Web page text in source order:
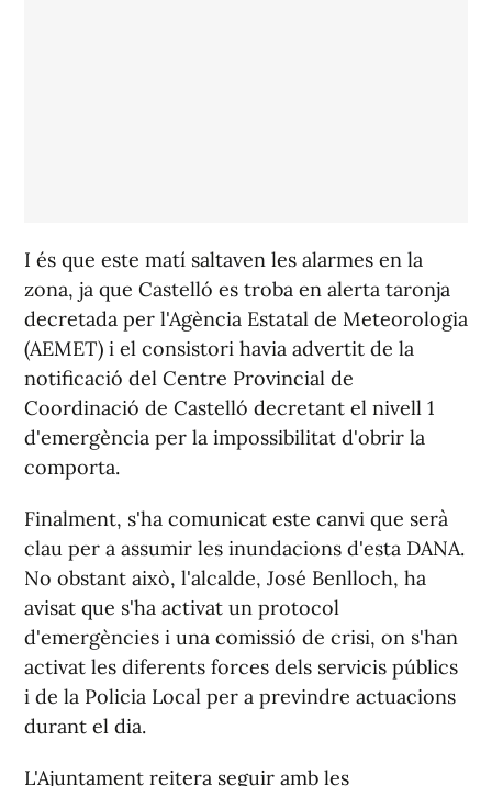
I és que este matí saltaven les alarmes en la
zona, ja que Castelló es troba en alerta taronja
decretada per l'Agència Estatal de Meteorologia
(AEMET) i el consistori havia advertit de la
notificació del Centre Provincial de
Coordinació de Castelló decretant el nivell 1
d'emergència per la impossibilitat d'obrir la
comporta.
Finalment, s'ha comunicat este canvi que serà
clau per a assumir les inundacions d'esta DANA.
No obstant això, l'alcalde, José Benlloch, ha
avisat que s'ha activat un protocol
d'emergències i una comissió de crisi, on s'han
activat les diferents forces dels servicis públics
i de la Policia Local per a previndre actuacions
durant el dia.
L'Ajuntament reitera seguir amb les